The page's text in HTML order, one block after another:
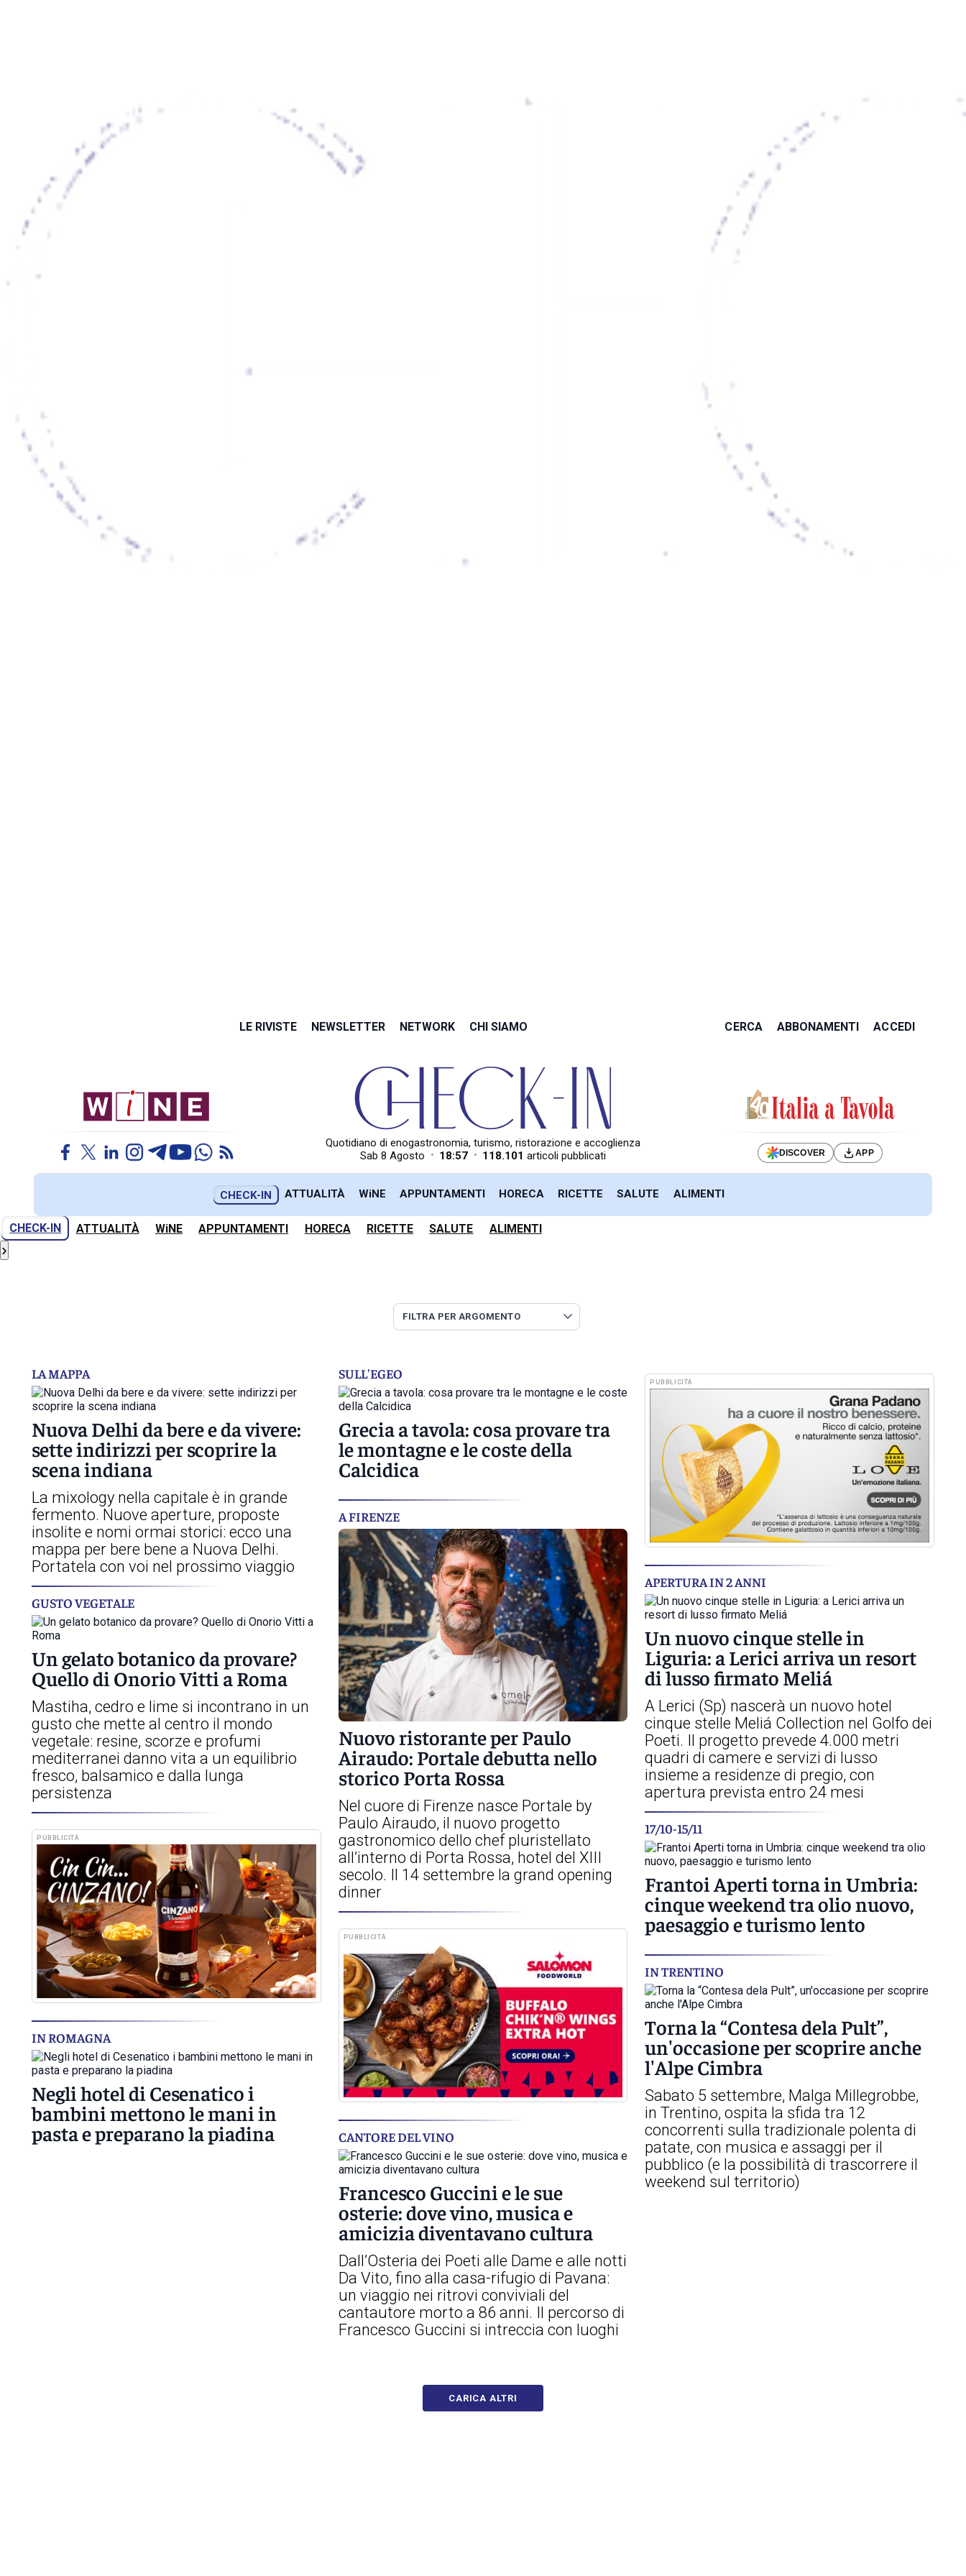
LE RIVISTE NEWSLETTER NETWORK CHI SIAMO CERCA ABBONAMENTI ACCEDI
Quotidiano di enogastronomia, turismo, ristorazione e accoglienza
Sab 8 Agosto • 18:57 • 118.101 articoli pubblicati DISCOVER APP
CHECK-IN ATTUALITÀ WiNE APPUNTAMENTI HORECA RICETTE SALUTE ALIMENTI
CHECK-IN ATTUALITÀ WiNE APPUNTAMENTI HORECA RICETTE SALUTE ALIMENTI
›
LA MAPPA
Nuova Delhi da bere e da vivere:
sette indirizzi per scoprire la
scena indiana
La mixology nella capitale è in grande
fermento. Nuove aperture, proposte
insolite e nomi ormai storici: ecco una
mappa per bere bene a Nuova Delhi.
Portatela con voi nel prossimo viaggio
GUSTO VEGETALE
Un gelato botanico da provare?
Quello di Onorio Vitti a Roma
Mastiha, cedro e lime si incontrano in un
gusto che mette al centro il mondo
vegetale: resine, scorze e profumi
mediterranei danno vita a un equilibrio
fresco, balsamico e dalla lunga
persistenza
PUBBLICITÀ
IN ROMAGNA
Negli hotel di Cesenatico i
bambini mettono le mani in
pasta e preparano la piadina
SULL'EGEO
Grecia a tavola: cosa provare tra
le montagne e le coste della
Calcidica
A FIRENZE
Nuovo ristorante per Paulo
Airaudo: Portale debutta nello
storico Porta Rossa
Nel cuore di Firenze nasce Portale by
Paulo Airaudo, il nuovo progetto
gastronomico dello chef pluristellato
all’interno di Porta Rossa, hotel del XIII
secolo. Il 14 settembre la grand opening
dinner
PUBBLICITÀ
CANTORE DEL VINO
Francesco Guccini e le sue
osterie: dove vino, musica e
amicizia diventavano cultura
Dall’Osteria dei Poeti alle Dame e alle notti
Da Vito, fino alla casa-rifugio di Pavana:
un viaggio nei ritrovi conviviali del
cantautore morto a 86 anni. Il percorso di
Francesco Guccini si intreccia con luoghi
PUBBLICITÀ
APERTURA IN 2 ANNI
Un nuovo cinque stelle in
Liguria: a Lerici arriva un resort
di lusso firmato Meliá
A Lerici (Sp) nascerà un nuovo hotel
cinque stelle Meliá Collection nel Golfo dei
Poeti. Il progetto prevede 4.000 metri
quadri di camere e servizi di lusso
insieme a residenze di pregio, con
apertura prevista entro 24 mesi
17/10-15/11
Frantoi Aperti torna in Umbria:
cinque weekend tra olio nuovo,
paesaggio e turismo lento
IN TRENTINO
Torna la “Contesa dela Pult”,
un'occasione per scoprire anche
l'Alpe Cimbra
Sabato 5 settembre, Malga Millegrobbe,
in Trentino, ospita la sfida tra 12
concorrenti sulla tradizionale polenta di
patate, con musica e assaggi per il
pubblico (e la possibilità di trascorrere il
weekend sul territorio)
CARICA ALTRI